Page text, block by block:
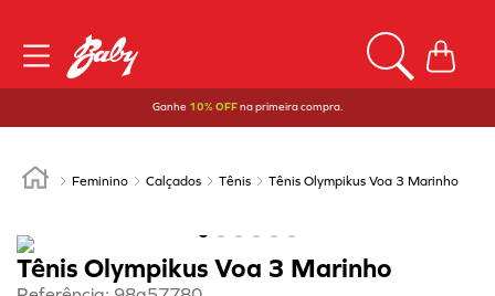
Ganhe 10% OFFna primeira compra.
Feminino Calçados Tênis Tênis Olympikus Voa 3 Marinho
Tênis Olympikus Voa 3 Marinho